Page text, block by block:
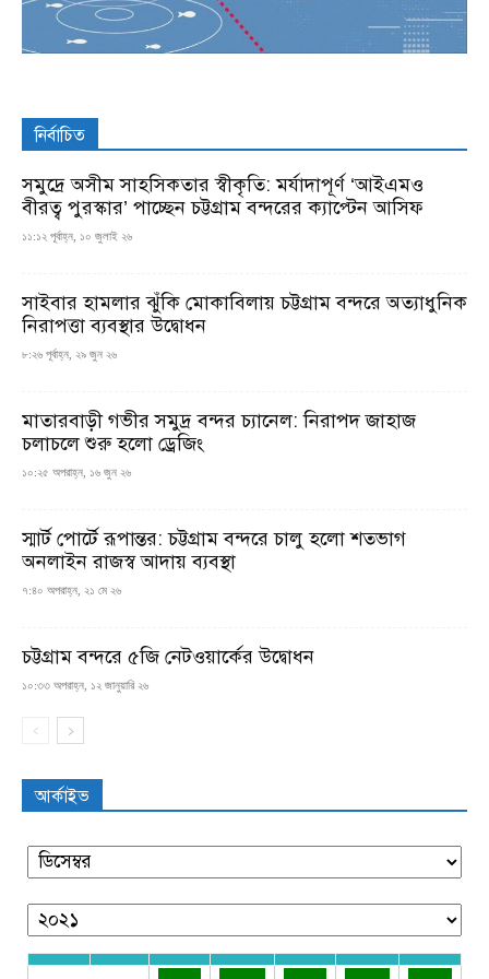
নির্বাচিত
সমুদ্রে অসীম সাহসিকতার স্বীকৃতি: মর্যাদাপূর্ণ ‘আইএমও
বীরত্ব পুরস্কার’ পাচ্ছেন চট্টগ্রাম বন্দরের ক্যাপ্টেন আসিফ
১১:১২ পূর্বাহ্ন, ১০ জুলাই ২৬
সাইবার হামলার ঝুঁকি মোকাবিলায় চট্টগ্রাম বন্দরে অত্যাধুনিক
নিরাপত্তা ব্যবস্থার উদ্বোধন
৮:২৬ পূর্বাহ্ন, ২৯ জুন ২৬
মাতারবাড়ী গভীর সমুদ্র বন্দর চ্যানেল: নিরাপদ জাহাজ
চলাচলে শুরু হলো ড্রেজিং
১০:২৫ অপরাহ্ন, ১৬ জুন ২৬
স্মার্ট পোর্টে রূপান্তর: চট্টগ্রাম বন্দরে চালু হলো শতভাগ
অনলাইন রাজস্ব আদায় ব্যবস্থা
৭:৪০ অপরাহ্ন, ২১ মে ২৬
চট্টগ্রাম বন্দরে ৫জি নেটওয়ার্কের উদ্বোধন
১০:৩৩ অপরাহ্ন, ১২ জানুয়ারি ২৬
আর্কাইভ